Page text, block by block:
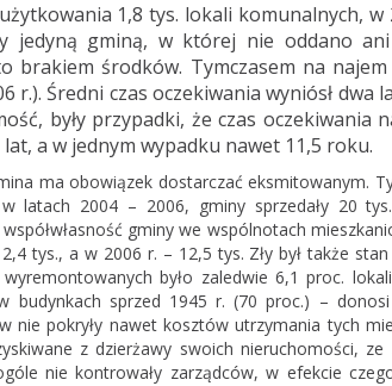
1,8 tys. lokali komunalnych, w
jedyną gminą, w której nie oddano
brakiem środków. Tymczasem na
r.). Średni czas oczekiwania wyniósł dwa
były przypadki, że czas oczekiwania
a w jednym wypadku nawet 11,5 roku.
ma obowiązek dostarczać eksmitowanym.
latach 2004 – 2006, gminy sprzedały 20 tys.
gminy we wspólnotach
tys., a w 2006 r. – 12,5 tys. Zły był także
było zaledwie 6,1 proc.
budynkach sprzed 1945 r. (70 proc.) – donosi
nie pokryły nawet kosztów utrzymania tych
z dzierżawy swoich nieruchomości, ze
nie kontrowały zarządców, w efekcie